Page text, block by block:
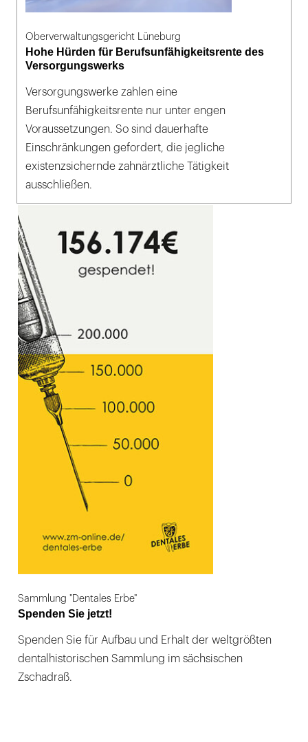
Oberverwaltungsgericht Lüneburg
Hohe Hürden für Berufsunfähigkeitsrente des
Versorgungswerks
Versorgungswerke zahlen eine
Berufsunfähigkeitsrente nur unter engen
Voraussetzungen. So sind dauerhafte
Einschränkungen gefordert, die jegliche
existenzsichernde zahnärztliche Tätigkeit
ausschließen.
Sammlung "Dentales Erbe"
Spenden Sie jetzt!
Spenden Sie für Aufbau und Erhalt der weltgrößten
dentalhistorischen Sammlung im sächsischen
Zschadraß.